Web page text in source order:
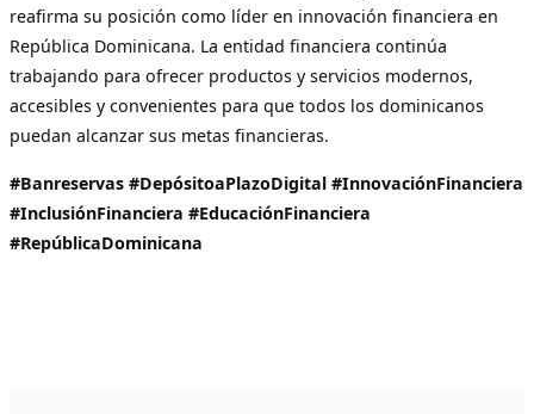
reafirma su posición como líder en innovación financiera en
República Dominicana. La entidad financiera continúa
trabajando para ofrecer productos y servicios modernos,
accesibles y convenientes para que todos los dominicanos
puedan alcanzar sus metas financieras.
#Banreservas #DepósitoaPlazoDigital #InnovaciónFinanciera
#InclusiónFinanciera #EducaciónFinanciera
#RepúblicaDominicana